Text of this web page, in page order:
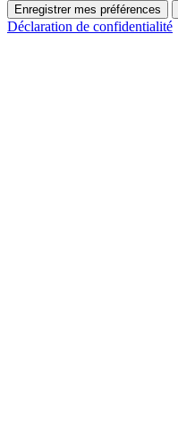
Enregistrer mes préférences
Déclaration de confidentialité